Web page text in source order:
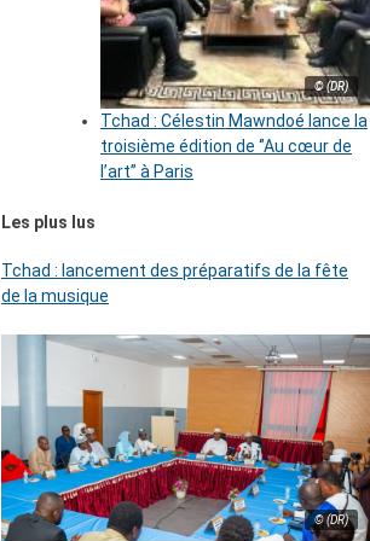
© (DR)
Tchad : Célestin Mawndoé lance la
troisième édition de ‘’Au cœur de
l’art’’ à Paris
Les plus lus
Tchad : lancement des préparatifs de la fête
de la musique
© (DR)